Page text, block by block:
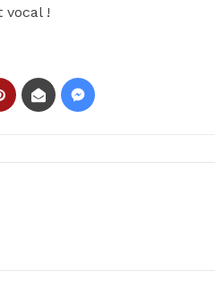
vocal !